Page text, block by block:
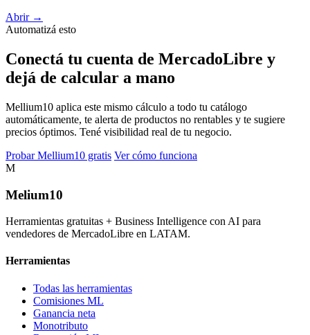
Abrir →
Automatizá esto
Conectá tu cuenta de MercadoLibre y
dejá de calcular a mano
Mellium10 aplica este mismo cálculo a todo tu catálogo
automáticamente, te alerta de productos no rentables y te sugiere
precios óptimos. Tené visibilidad real de tu negocio.
Probar Mellium10 gratis Ver cómo funciona
M
Melium10
Herramientas gratuitas + Business Intelligence con AI para
vendedores de MercadoLibre en LATAM.
Herramientas
Todas las herramientas
Comisiones ML
Ganancia neta
Monotributo